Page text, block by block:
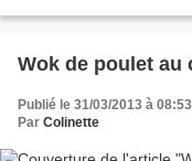
Wok de poulet au
Publié le 31/03/2013 à 08:53
Par Colinette